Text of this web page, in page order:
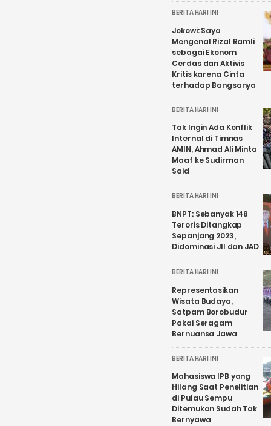
BERITA HARI INI
Jokowi: Saya
Mengenal Rizal Ramli
sebagai Ekonom
Cerdas dan Aktivis
Kritis karena Cinta
terhadap Bangsanya
BERITA HARI INI
Tak Ingin Ada Konflik
Internal di Timnas
AMIN, Ahmad Ali Minta
Maaf ke Sudirman
Said
BERITA HARI INI
BNPT: Sebanyak 148
Teroris Ditangkap
Sepanjang 2023,
Didominasi JII dan JAD
BERITA HARI INI
Representasikan
Wisata Budaya,
Satpam Borobudur
Pakai Seragam
Bernuansa Jawa
BERITA HARI INI
Mahasiswa IPB yang
Hilang Saat Penelitian
di Pulau Sempu
Ditemukan Sudah Tak
Bernyawa